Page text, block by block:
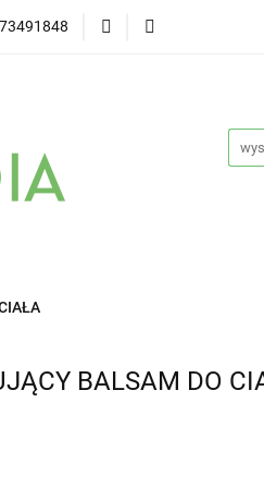
Producenci
BALSAM DO